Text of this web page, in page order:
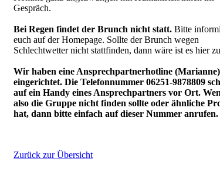
Gespräch.
Bei Regen findet der Brunch nicht statt. Bitte
euch auf der Homepage. Sollte der Brunch wegen
Schlechtwetter nicht stattfinden, dann wäre ist es hier
Wir haben eine Ansprechpartnerhotline (Marianne)
eingerichtet. Die Telefonnummer 06251-9878809
auf ein Handy eines Ansprechpartners vor Ort.
also die Gruppe nicht finden sollte oder ähnliche
hat, dann bitte einfach auf dieser Nummer anrufen.
Zurück zur Übersicht